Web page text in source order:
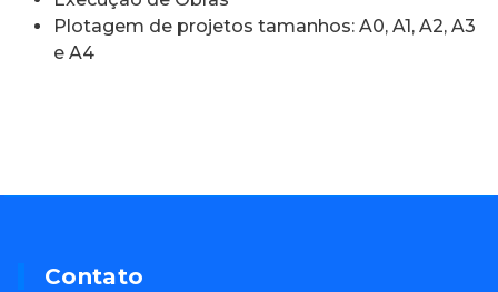
Plotagem de projetos tamanhos: A0, A1, A2, A3
e A4
Contato